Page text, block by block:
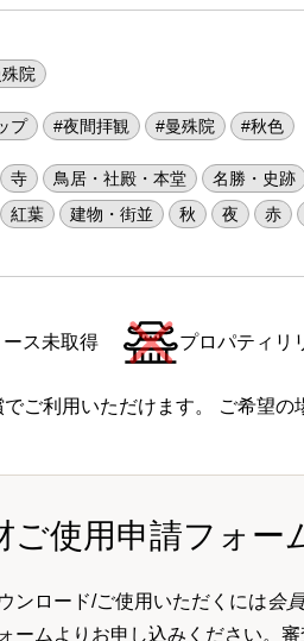
院
プ #夜間拝観 #曼殊院 #秋色
寺 鳥居・社殿・本堂 名勝・史跡
紅葉 建物・街並 秋 夜 赤
ス未取得 プロパティリ
ご利用いただけます。 ご希望
ご使用申請フォー
ンロード/ご使用いただくには会
ームよりお申し込みください。